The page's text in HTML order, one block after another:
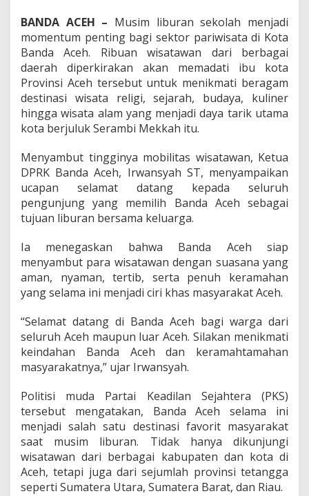
c
h
P
a
s
t
i
k
n
A
m
a
n
,
y
a
m
a
n
a
n
B
e
b
u
n
l
i
BANDA ACEH – Musim liburan sekolah menjadi
momentum penting bagi sektor pariwisata di Kota
Banda Aceh. Ribuan wisatawan dari berbagai
daerah diperkirakan akan memadati ibu kota
Provinsi Aceh tersebut untuk menikmati beragam
destinasi wisata religi, sejarah, budaya, kuliner
hingga wisata alam yang menjadi daya tarik utama
kota berjuluk Serambi Mekkah itu.
Menyambut tingginya mobilitas wisatawan, Ketua
DPRK Banda Aceh, Irwansyah ST, menyampaikan
ucapan selamat datang kepada seluruh
pengunjung yang memilih Banda Aceh sebagai
tujuan liburan bersama keluarga.
Ia menegaskan bahwa Banda Aceh siap
menyambut para wisatawan dengan suasana yang
aman, nyaman, tertib, serta penuh keramahan
yang selama ini menjadi ciri khas masyarakat Aceh.
“Selamat datang di Banda Aceh bagi warga dari
seluruh Aceh maupun luar Aceh. Silakan menikmati
keindahan Banda Aceh dan keramahtamahan
masyarakatnya,” ujar Irwansyah.
Politisi muda Partai Keadilan Sejahtera (PKS)
tersebut mengatakan, Banda Aceh selama ini
menjadi salah satu destinasi favorit masyarakat
saat musim liburan. Tidak hanya dikunjungi
wisatawan dari berbagai kabupaten dan kota di
Aceh, tetapi juga dari sejumlah provinsi tetangga
seperti Sumatera Utara, Sumatera Barat, dan Riau.